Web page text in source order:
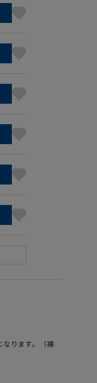
ります。（補